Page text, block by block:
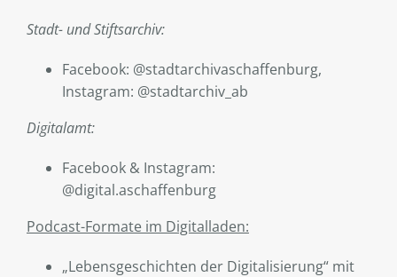
Stadt- und Stiftsarchiv:
Facebook: @stadtarchivaschaffenburg,
Instagram: @stadtarchiv_ab
Digitalamt:
Facebook & Instagram:
@digital.aschaffenburg
Podcast-Formate im Digitalladen:
„Lebensgeschichten der Digitalisierung“ mit